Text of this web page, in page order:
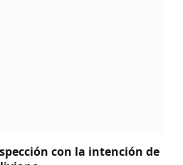
con la intención de